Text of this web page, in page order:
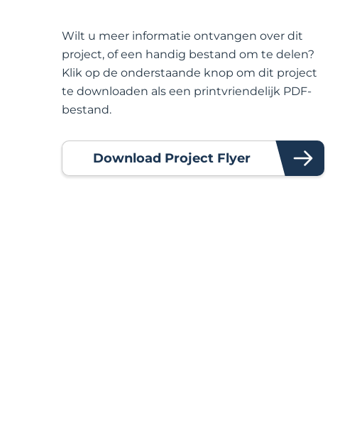
Wilt u meer informatie ontvangen over dit
project, of een handig bestand om te delen?
Klik op de onderstaande knop om dit project
te downloaden als een printvriendelijk PDF-
bestand.
Download Project Flyer